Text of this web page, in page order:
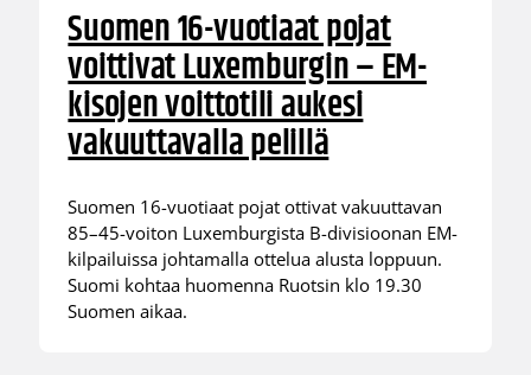
Suomen 16-vuotiaat pojat
voittivat Luxemburgin – EM-
kisojen voittotili aukesi
vakuuttavalla pelillä
Suomen 16-vuotiaat pojat ottivat vakuuttavan
85–45-voiton Luxemburgista B-divisioonan EM-
kilpailuissa johtamalla ottelua alusta loppuun.
Suomi kohtaa huomenna Ruotsin klo 19.30
Suomen aikaa.